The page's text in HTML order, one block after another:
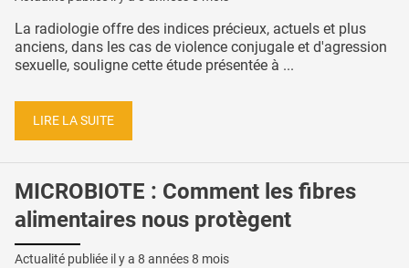
La radiologie offre des indices précieux, actuels et plus
anciens, dans les cas de violence conjugale et d'agression
sexuelle, souligne cette étude présentée à ...
LIRE LA SUITE
MICROBIOTE : Comment les fibres
alimentaires nous protègent
Actualité publiée il y a 8 années 8 mois